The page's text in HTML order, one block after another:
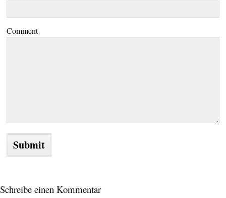
Comment
Schreibe einen Kommentar